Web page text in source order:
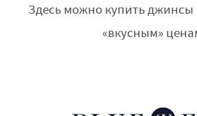
Здесь можно купить джинсы
«вкусным»